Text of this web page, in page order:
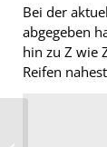
Bei der
abgegeben
hin zu Z wie
Reifen